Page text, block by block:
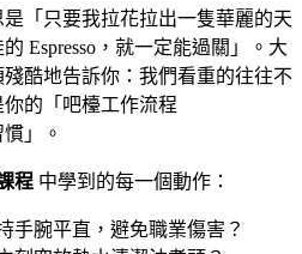
「只要我拉花拉出一隻華麗的天
Espresso，就一定能過關」。大
酷地告訴你：我們看重的往往不
的「吧檯工作流程
」。
程 中學到的每一個動作：
手腕平直，避免職業傷害？